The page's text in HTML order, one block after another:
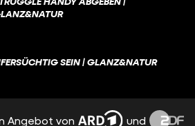
SEIN | GLANZ&NATUR
IST KEINE
Angebot von und